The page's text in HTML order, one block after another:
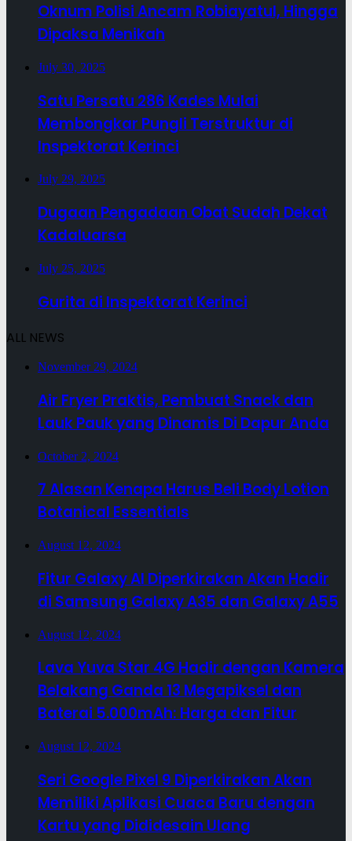
Oknum Polisi Ancam Robiayatul, Hingga
Dipaksa Menikah
July 30, 2025
Satu Persatu 286 Kades Mulai
Membongkar Pungli Terstruktur di
Inspektorat Kerinci
July 29, 2025
Dugaan Pengadaan Obat Sudah Dekat
Kadaluarsa
July 25, 2025
Gurita di Inspektorat Kerinci
ALL NEWS
November 29, 2024
Air Fryer Praktis, Pembuat Snack dan
Lauk Pauk yang Dinamis Di Dapur Anda
October 2, 2024
7 Alasan Kenapa Harus Beli Body Lotion
Botanical Essentials
August 12, 2024
Fitur Galaxy AI Diperkirakan Akan Hadir
di Samsung Galaxy A35 dan Galaxy A55
August 12, 2024
Lava Yuva Star 4G Hadir dengan Kamera
Belakang Ganda 13 Megapiksel dan
Baterai 5.000mAh: Harga dan Fitur
August 12, 2024
Seri Google Pixel 9 Diperkirakan Akan
Memiliki Aplikasi Cuaca Baru dengan
Kartu yang Dididesain Ulang